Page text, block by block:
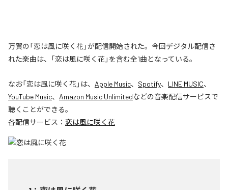
万賀の「恋は風に咲く花」が配信開始された。今回デジタル配信さ
れた楽曲は、「恋は風に咲く花」を含む全1曲となっている。
なお「恋は風に咲く花」は、 Apple Music、 Spotify、 LINE MUSIC、
YouTube Music、 Amazon Music Unlimitedなどの音楽配信サービスで
聴くことができる。
各配信サービス： 恋は風に咲く花